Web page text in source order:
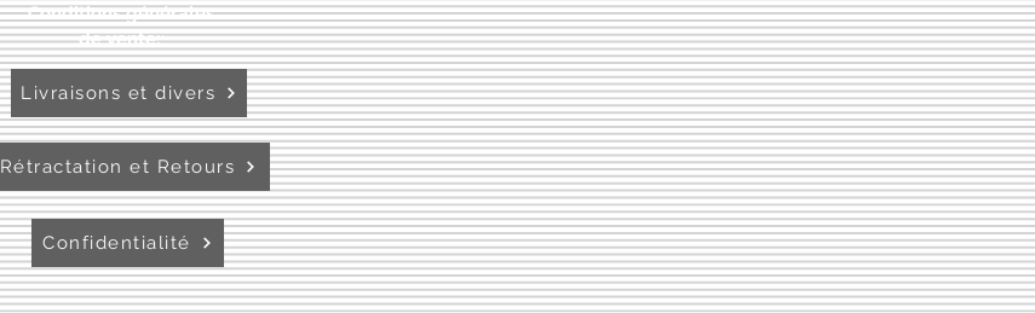
Conditions générales
de vente::
Livraisons et divers
Rétractation et Retours
Confidentialité